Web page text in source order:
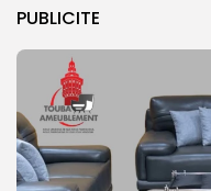
PUBLICITE